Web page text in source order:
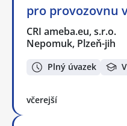
pro provozovnu
CRI ameba.eu, s.r.o.
Nepomuk, Plzeň-jih
Plný úvazek
včerejší